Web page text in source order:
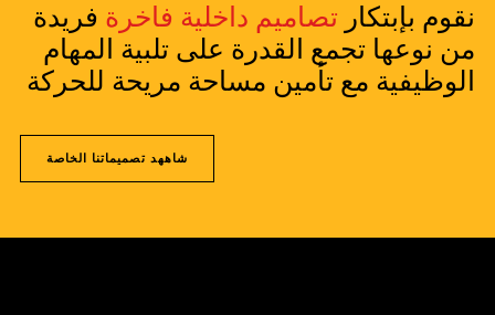
نقوم بإبتكار تصاميم داخلية فاخرة فريدة
من نوعها تجمع القدرة على تلبية المهام
الوظيفية مع تأمين مساحة مريحة للحركة
شاههد تصميماتنا الخاصة